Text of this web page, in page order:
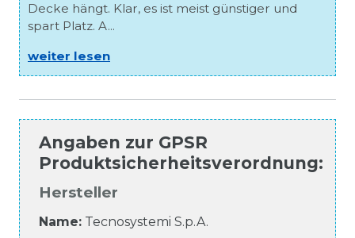
Decke hängt. Klar, es ist meist günstiger und
spart Platz. A...
weiter lesen
Angaben zur GPSR
Produktsicherheitsverordnung:
Hersteller
Name: Tecnosystemi S.p.A.